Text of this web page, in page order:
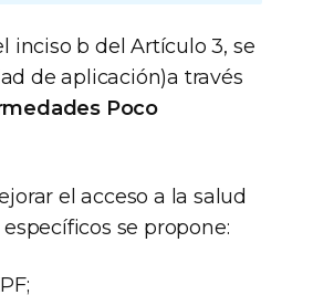
inciso b del Artículo 3, se
de aplicación)a través
Poco
el acceso a la salud
se propone: